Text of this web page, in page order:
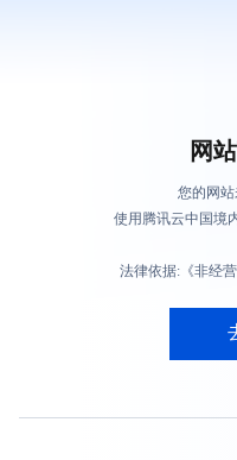
网
您的网
使用腾讯云中国境
法律依据:《非经